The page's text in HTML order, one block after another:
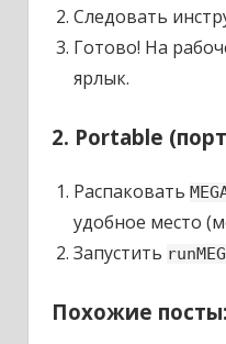
Следовать
Готово! На
ярлык.
2. Portable
Распаковать
удобное место
Запустить
Похожие посты: